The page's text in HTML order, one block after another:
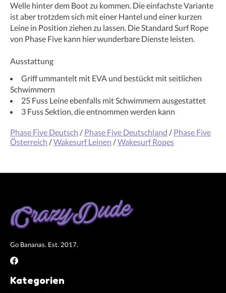
Welle hinter dem Boot zu kommen. Die einfachste Variante
ist aber trotzdem sich mit einer Hantel und einer kurzen
Leine in Position ziehen zu lassen. Die Standard Surf Rope
von Phase Five kann hier wunderbare Dienste leisten.
Ausstattung
Griff ummantelt mit EVA und bestückt mit seitlichen
Schwimmern
25 Fuss Leine ebenfalls mit Schwimmern ausgestattet
3 Fuss Sektion, die entnommen werden kann
Phase Five Deutsch / Phase Five Deutschland / Phase Five
Österreich /Wakesurf Leinen /Wakesurf Ropes
Go Bananas. Est. 2017.
Kategorien